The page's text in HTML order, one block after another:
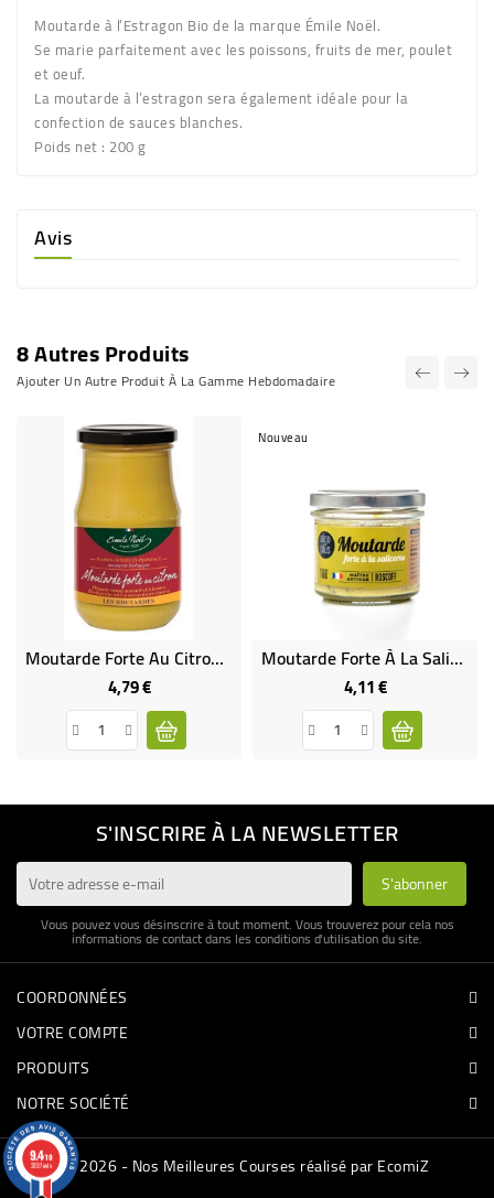
Moutarde à l’Estragon Bio de la marque Émile Noël.
Se marie parfaitement avec les poissons, fruits de mer, poulet
et oeuf.
La moutarde à l’estragon sera également idéale pour la
confection de sauces blanches.
Poids net : 200 g
Avis
8 Autres Produits
Ajouter Un Autre Produit À La Gamme Hebdomadaire
Moutarde Forte Au Citron Bio
4,79 €Prix
Nouveau
Moutarde Forte À La Salicorne
4,11 €Prix
S'INSCRIRE À LA NEWSLETTER
Vous pouvez vous désinscrire à tout moment. Vous trouverez pour cela nos
informations de contact dans les conditions d'utilisation du site.
COORDONNÉES
VOTRE COMPTE
PRODUITS
NOTRE SOCIÉTÉ
© 2026 - Nos Meilleures Courses réalisé par EcomiZ
9.4/10
3337 avis